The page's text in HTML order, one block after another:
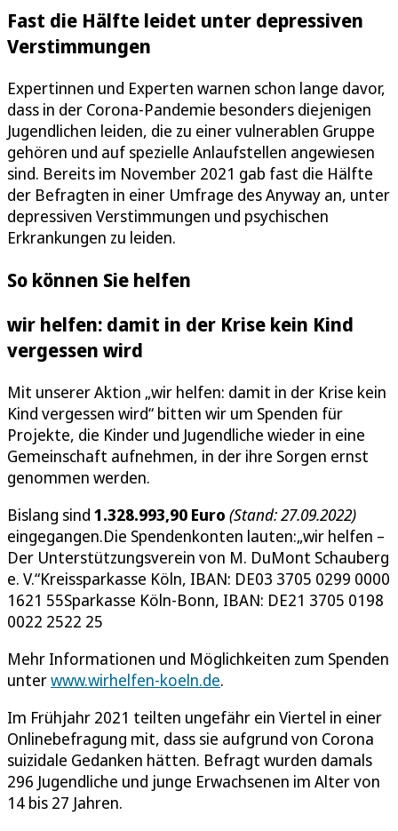
Fast die Hälfte leidet unter depressiven
Verstimmungen
Expertinnen und Experten warnen schon lange davor,
dass in der Corona-Pandemie besonders diejenigen
Jugendlichen leiden, die zu einer vulnerablen Gruppe
gehören und auf spezielle Anlaufstellen angewiesen
sind. Bereits im November 2021 gab fast die Hälfte
der Befragten in einer Umfrage des Anyway an, unter
depressiven Verstimmungen und psychischen
Erkrankungen zu leiden.
So können Sie helfen
wir helfen: damit in der Krise kein Kind
vergessen wird
Mit unserer Aktion „wir helfen: damit in der Krise kein
Kind vergessen wird“ bitten wir um Spenden für
Projekte, die Kinder und Jugendliche wieder in eine
Gemeinschaft aufnehmen, in der ihre Sorgen ernst
genommen werden.
Bislang sind 1.328.993,90 Euro (Stand: 27.09.2022)
eingegangen.Die Spendenkonten lauten:„wir helfen –
Der Unterstützungsverein von M. DuMont Schauberg
e. V.“Kreissparkasse Köln, IBAN: DE03 3705 0299 0000
1621 55Sparkasse Köln-Bonn, IBAN: DE21 3705 0198
0022 2522 25
Mehr Informationen und Möglichkeiten zum Spenden
unterwww.wirhelfen-koeln.de.
Im Frühjahr 2021 teilten ungefähr ein Viertel in einer
Onlinebefragung mit, dass sie aufgrund von Corona
suizidale Gedanken hätten. Befragt wurden damals
296 Jugendliche und junge Erwachsenen im Alter von
14 bis 27 Jahren.